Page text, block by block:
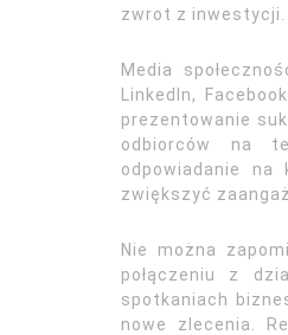
zwrot z inwestycji.
Media
LinkedIn,
prezentowanie
odbiorców na
odpowiadanie
zwiększyć
Nie można
połączeniu z
spotkaniach
nowe zlecenia.